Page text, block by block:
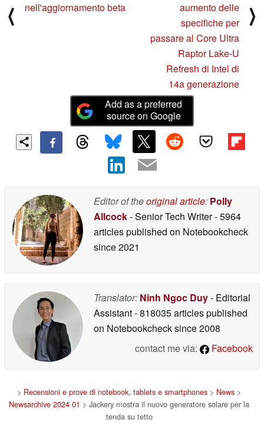
⟨
nell'aggiornamento beta
aumento delle
specifiche per
passare al Core Ultra
Raptor Lake-U
Refresh di Intel di
14a generazione
⟩
Add as a preferred
source on Google
Editor of theoriginal article: Polly
Allcock- Senior Tech Writer- 5964
articles published on Notebookcheck
since 2021
Translator: Ninh Ngoc Duy- Editorial
Assistant- 818035 articles published
on Notebookchecksince 2008
contact me via:
Facebook
> Recensioni e prove di notebook, tablets e smartphones > News >
Newsarchive 2024 01 > Jackery mostra il nuovo generatore solare per la
tenda su tetto